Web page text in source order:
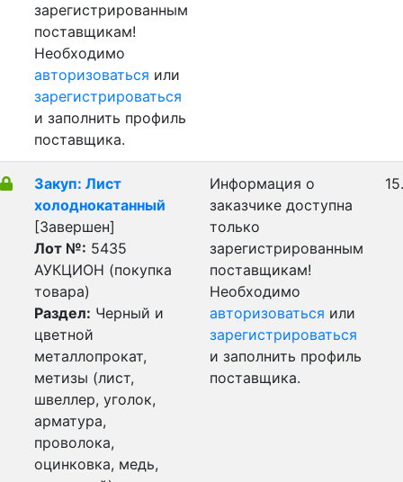
зарегистрированным
поставщикам!
Необходимо
авторизоваться или
зарегистрироваться
и заполнить профиль
поставщика.
Закуп: Лист
холоднокатанный
[Завершен]
Лот №: 5435
АУКЦИОН (покупка
товара)
Раздел: Черный и
цветной
металлопрокат,
метизы (лист,
швеллер, уголок,
арматура,
проволока,
оцинковка, медь,
Информация о
заказчике доступна
только
зарегистрированным
поставщикам!
Необходимо
авторизоваться или
зарегистрироваться
и заполнить профиль
поставщика.